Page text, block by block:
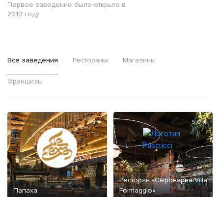
Первое заведение было открыто в
2019 году
Все заведения Рестораны Магазины
Франшизы
Папаха
5 ★
Ресторан «Сыроварня Villa
Formaggio»
5,0 ★